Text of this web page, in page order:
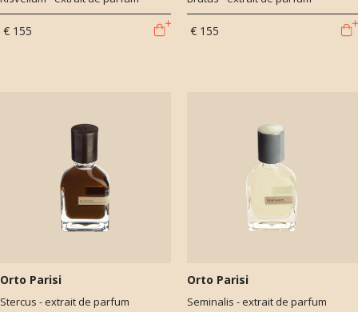
€ 155 € 155
Orto Parisi
Stercus - extrait de parfum
Orto Parisi
Seminalis - extrait de parfum